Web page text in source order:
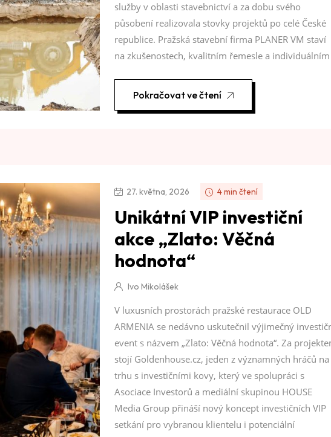
služby v oblasti stavebnictví a za dobu svého
působení realizovala stovky projektů po celé České
republice. Pražská stavební firma PLANER VM staví
na zkušenostech, kvalitním řemesle a individuálním
Pokračovat ve čtení
27. května, 2026 4 min čtení
Unikátní VIP investiční
akce „Zlato: Věčná
hodnota“
Ivo Mikolášek
V luxusních prostorách pražské restaurace OLD
ARMENIA se nedávno uskutečnil výjimečný
event s názvem „Zlato: Věčná hodnota“. Za
stojí Goldenhouse.cz, jeden z významných hráčů na
trhu s investičními kovy, který ve spolupráci s
Asociace Investorů a mediální skupinou HOUSE
Media Group přináší nový koncept investičních VIP
setkání pro vybranou klientelu i potenciální